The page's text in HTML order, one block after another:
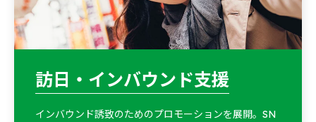
訪日・インバウンド支援
インバウンド誘致のためのプロモーションを展開。SN